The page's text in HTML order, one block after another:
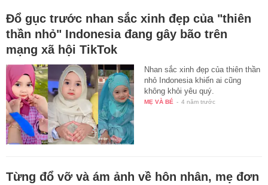
Đổ gục trước nhan sắc xinh đẹp của "thiên
thần nhỏ" Indonesia đang gây bão trên
mạng xã hội TikTok
Nhan sắc xinh đẹp của thiên thần
nhỏ Indonesia khiến ai cũng
không khỏi yêu quý.
MẸ VÀ BÉ - 4 năm trước
Từng đổ vỡ và ám ảnh về hôn nhân, mẹ đơn